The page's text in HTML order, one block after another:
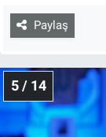
Paylaş
5 / 14